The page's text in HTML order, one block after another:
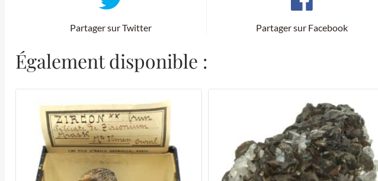
Partager sur Twitter Partager sur Facebook
Également disponible :